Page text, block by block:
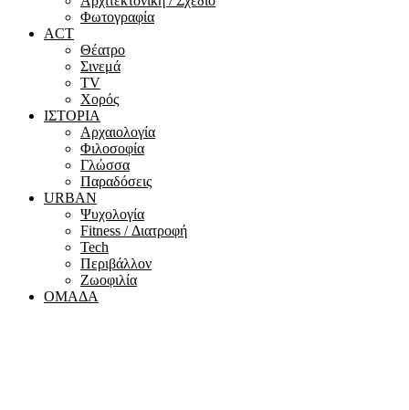
Φωτογραφία
ACT
Θέατρο
Σινεμά
ΤV
Χορός
ΙΣΤΟΡΙΑ
Αρχαιολογία
Φιλοσοφία
Γλώσσα
Παραδόσεις
URBAN
Ψυχολογία
Fitness / Διατροφή
Tech
Περιβάλλον
Ζωοφιλία
ΟΜΑΔΑ